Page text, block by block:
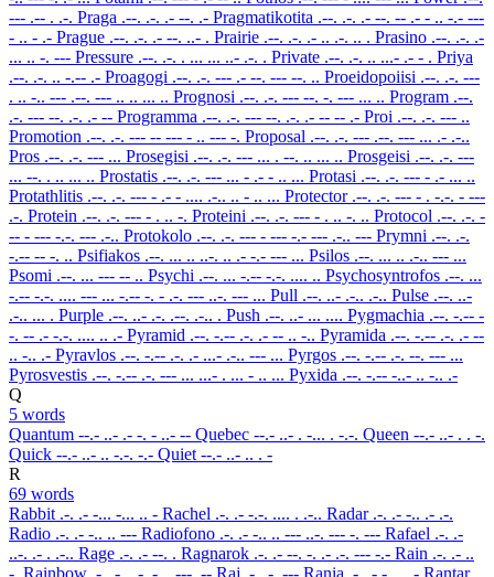
--- .-- . .-. Praga .--. .-. .- --. .- Pragmatikotita .--. .-. .- --. -- .- - .. -.- ---
- .. - .- Prague .--. .-. .- --. ..- . Prairie .--. .-. .- .. .-. .. . Prasino .--. .-. .-
... .. -. --- Pressure .--. .-. . ... ... ..- .-. . Private .--. .-. .. ...- .- - . Priya
.--. .-. .. -.-- .- Proagogi .--. .-. --- .- --. --- --. .. Proeidopoiisi .--. .-. ---
. .. -.. --- .--. --- .. .. ... .. Prognosi .--. .-. --- --. -. --- ... .. Program .--.
.-. --- --. .-. .- -- Programma .--. .-. --- --. .-. .- -- -- .- Proi .--. .-. --- ..
Promotion .--. .-. --- -- --- - .. --- -. Proposal .--. .-. --- .--. --- ... .- .-..
Pros .--. .-. --- ... Prosegisi .--. .-. --- ... . --. .. ... .. Prosgeisi .--. .-. ---
... --. . .. ... .. Prostatis .--. .-. --- ... - .- - .. ... Protasi .--. .-. --- - .- ... ..
Protathlitis .--. .-. --- - .- - .... .-.. .. - .. ... Protector .--. .-. --- - . -.-. - ---
.-. Protein .--. .-. --- - . .. -. Proteini .--. .-. --- - . .. -. .. Protocol .--. .-. -
-- - --- -.-. --- .-.. Protokolo .--. .-. --- - --- -.- --- .-.. --- Prymni .--. .-.
-.-- -- -. .. Psifiakos .--. ... .. ..-. .. .- -.- --- ... Psilos .--. ... .. .-.. --- ...
Psomi .--. ... --- -- .. Psychi .--. ... -.-- -.-. .... .. Psychosyntrofos .--. ...
-.-- -.-. .... --- ... -.-- -. - .-. --- ..-. --- ... Pull .--. ..- .-.. .-.. Pulse .--. ..-
.-.. ... . Purple .--. ..- .-. .--. .-.. . Push .--. ..- ... .... Pygmachia .--. -.-- -
-. -- .- -.-. .... .. .- Pyramid .--. -.-- .-. .- -- .. -.. Pyramida .--. -.-- .-. .- --
.. -.. .- Pyravlos .--. -.-- .-. .- ...- .-.. --- ... Pyrgos .--. -.-- .-. --. --- ...
Pyrosvestis .--. -.-- .-. --- ... ...- . ... - .. ... Pyxida .--. -.-- -..- .. -.. .-
Q
5 words
Quantum --.- ..- .- -. - ..- -- Quebec --.- ..- . -... . -.-. Queen --.- ..- . . -.
Quick --.- ..- .. -.-. -.- Quiet --.- ..- .. . -
R
69 words
Rabbit .-. .- -... -... .. - Rachel .-. .- -.-. .... . .-.. Radar .-. .- -.. .- .-.
Radio .-. .- -.. .. --- Radiofono .-. .- -.. .. --- ..-. --- -. --- Rafael .-. .-
..-. .- . .-.. Rage .-. .- --. . Ragnarok .-. .- --. -. .- .-. --- -.- Rain .-. .- ..
-. Rainbow .-. .- .. -. -... --- .-- Raj .-. .- .--- Rania .-. .- -. .. .- Rantar